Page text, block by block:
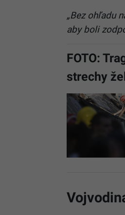
„Bez ohľadu
aby boli
FOTO:
strechy